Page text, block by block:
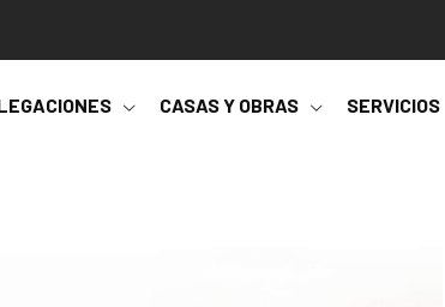
CASAS Y OBRAS SERVICIOS